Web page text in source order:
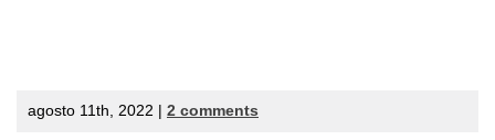
agosto 11th, 2022 | 2 comments